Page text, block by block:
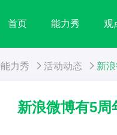
首页 能力秀 观
能力秀 活动动态 新
新浪微博有5周